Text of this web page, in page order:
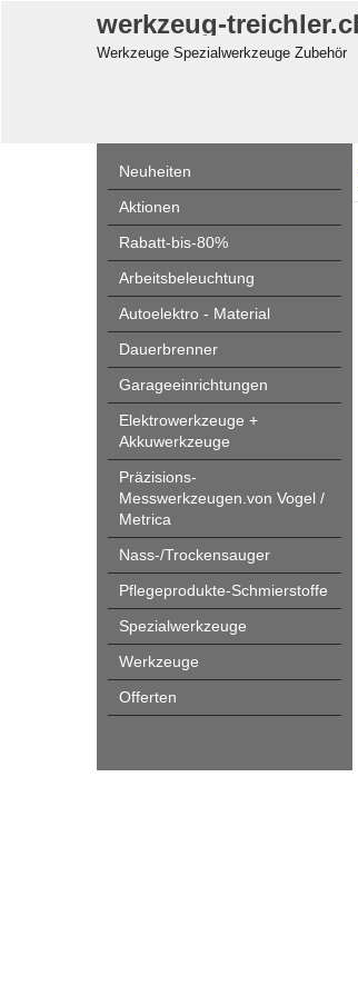
werkzeug-
Werkzeuge Spezialwerkzeuge Zubehör
Neuheiten
Aktionen
Rabatt-bis-80%
Arbeitsbeleuchtung
Autoelektro - Material
Dauerbrenner
Garageeinrichtungen
Elektrowerkzeuge +
Akkuwerkzeuge
Präzisions-
Messwerkzeugen.von Vogel /
Metrica
Nass-/Trockensauger
Pflegeprodukte-Schmierstoffe
Spezialwerkzeuge
Werkzeuge
Offerten